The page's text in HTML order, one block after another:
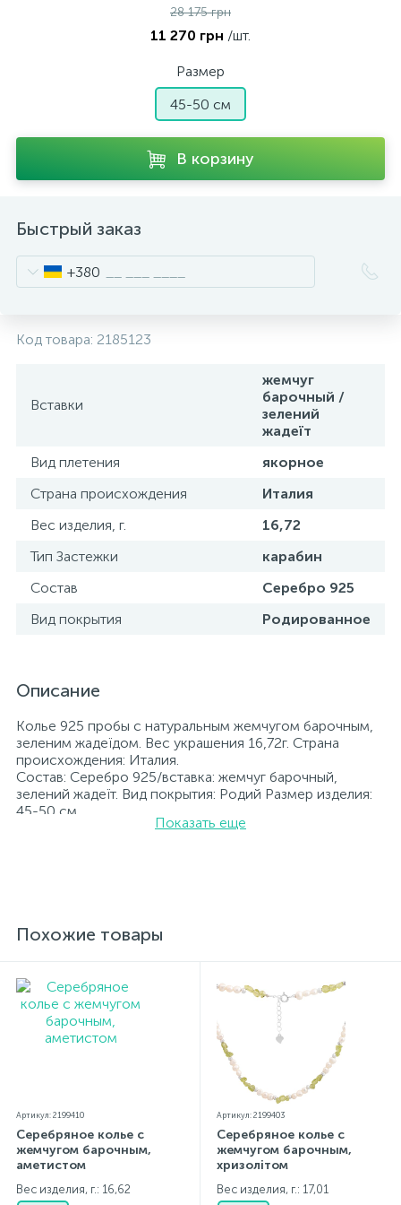
28 175 грн
11 270 грн /шт.
Размер
45-50 см
В корзину
Быстрый заказ
+380
Код товара: 2185123
Вставки
жемчуг
барочный /
зелений
жадеїт
Вид плетения
якорное
Страна происхождения
Италия
Вес изделия, г.
16,72
Тип Застежки
карабин
Состав
Серебро 925
Вид покрытия
Родированное
Описание
Колье 925 пробы с натуральным жемчугом барочным,
зеленим жадеїдом. Вес украшения 16,72г. Страна
происхождения: Италия.
Состав: Серебро 925/вставка: жемчуг барочный,
зелений жадеїт. Вид покрытия: Родий Размер изделия:
45-50 см
Вставка: жемчуг барочный, зелений жадеїт.
Украины, на всех изделиях стоит соответствующая
проба. К каждому ювелирному украшению
параметров.*Цвета изделий на сайте могут
незначительно отличаться от реальных из-за
особенностей цветопередачи экрана
Показать еще
Похожие товары
Артикул: 2199410
Серебряное колье с
жемчугом барочным,
аметистом
Вес изделия, г.: 16,62
Артикул: 2199403
Серебряное колье с
жемчугом барочным,
хризолітом
Вес изделия, г.: 17,01